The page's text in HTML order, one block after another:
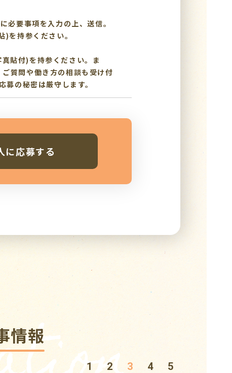
必要事項を入力の上、送信。
を持参ください。
貼付)を持参ください。ま
質問や働き方の相談も受け付
の秘密は厳守します。
に応募する
情報
1 2 3 4 5